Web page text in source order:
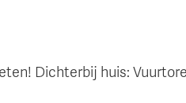
Dichterbij huis: